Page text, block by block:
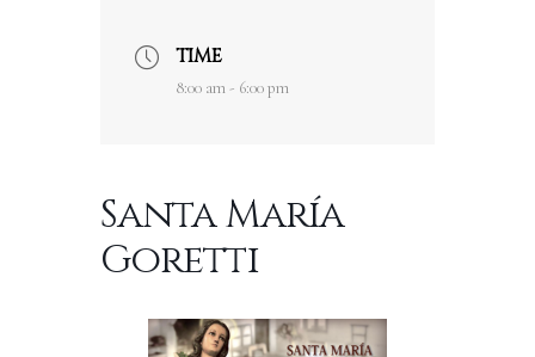
TIME
8:00 am - 6:00 pm
Santa María
Goretti